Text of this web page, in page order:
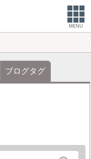
MENU
ブログタグ